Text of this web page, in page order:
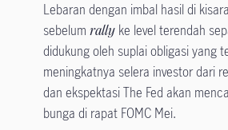
Lebaran dengan imbal hasil di
sebelum rally ke level terendah
didukung oleh suplai obligasi yang
meningkatnya selera investor dari
dan ekspektasi The Fed akan
bunga di rapat FOMC Mei.